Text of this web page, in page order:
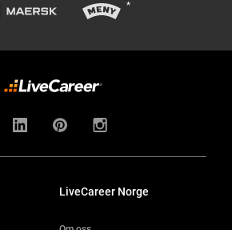
LiveCareer Norge